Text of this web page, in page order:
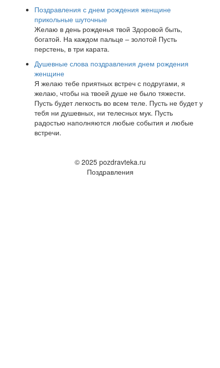
Поздравления с днем рождения женщине
прикольные шуточные
Желаю в день рожденья твой Здоровой быть,
богатой. На каждом пальце – золотой Пусть
перстень, в три карата.
Душевные слова поздравления днем рождения
женщине
Я желаю тебе приятных встреч с подругами, я
желаю, чтобы на твоей душе не было тяжести.
Пусть будет легкость во всем теле. Пусть не будет у
тебя ни душевных, ни телесных мук. Пусть
радостью наполняются любые события и любые
встречи.
© 2025 pozdravteka.ru
Поздравления